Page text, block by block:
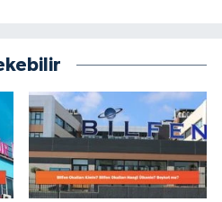
Habercilik anlayışımda etik
içeriklerle kamuoyuna